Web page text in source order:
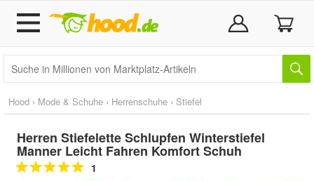
Hood › Mode & Schuhe › Herrenschuhe › Stiefel
Herren Stiefelette Schlupfen Winterstiefel
Manner Leicht Fahren Komfort Schuh
1